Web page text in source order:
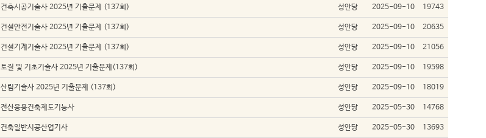
건축시공기술사 2025년 기출문제 (137회) 성안당 2025-09-10 19743
건설안전기술사 2025년 기출문제 (137회) 성안당 2025-09-10 20635
건설기계기술사 2025년 기출문제 (137회) 성안당 2025-09-10 21056
토질 및 기초기술사 2025년 기출문제(137회) 성안당 2025-09-10 19598
산림기술사 2025년 기출문제 (137회) 성안당 2025-09-10 18019
전산응용건축제도기능사 성안당 2025-05-30 14768
건축일반시공산업기사 성안당 2025-05-30 13693